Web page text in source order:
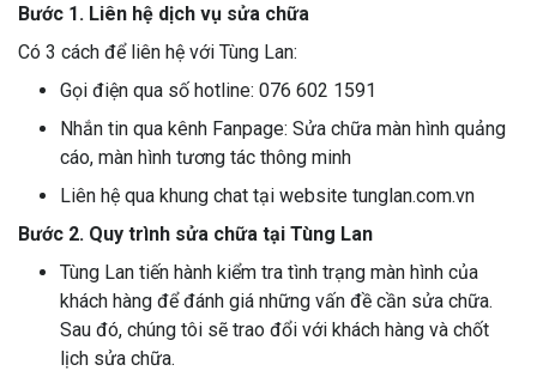
Bước 1. Liên hệ dịch vụ sửa chữa
Có 3 cách để liên hệ với Tùng Lan:
Gọi điện qua số hotline: 076 602 1591
Nhắn tin qua kênh Fanpage: Sửa chữa màn hình quảng
cáo, màn hình tương tác thông minh
Liên hệ qua khung chat tại website tunglan.com.vn
Bước 2. Quy trình sửa chữa tại Tùng Lan
Tùng Lan tiến hành kiểm tra tình trạng màn hình của
khách hàng để đánh giá những vấn đề cần sửa chữa.
Sau đó, chúng tôi sẽ trao đổi với khách hàng và chốt
lịch sửa chữa.